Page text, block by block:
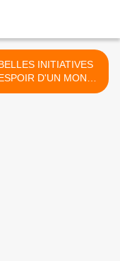
INITIATIVES
D'UN MONDE
AUTREMENT >